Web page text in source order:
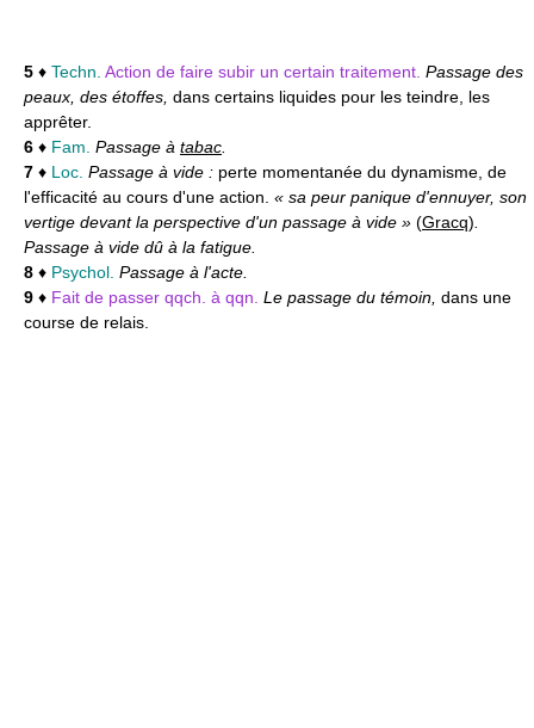
5 ♦ Techn. Action de faire subir un certain traitement. Passage des
peaux, des étoffes, dans certains liquides pour les teindre, les
apprêter.
6 ♦ Fam. Passage à tabac
7 ♦ Loc. Passage à vide : perte momentanée du dynamisme, de
l'efficacité au cours d'une action. « sa peur panique d'ennuyer, son
vertige devant la perspective d'un passage à vide » (Gracq)
Passage à vide dû à la fatigue.
8 ♦ Psychol. Passage à l'acte.
9 ♦ Fait de passer qqch. à qqn. Le passage du témoin, dans une
course de relais.